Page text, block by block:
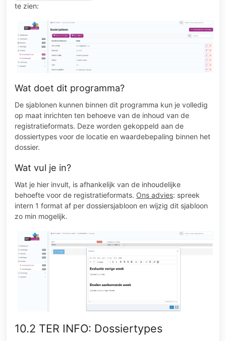
te zien:
Wat doet dit programma?
De sjablonen kunnen binnen dit programma kun je volledig
op maat inrichten ten behoeve van de inhoud van de
registratieformats. Deze worden gekoppeld aan de
dossiertypes voor de locatie en waardebepaling binnen het
dossier.
Wat vul je in?
Wat je hier invult, is afhankelijk van de inhoudelijke
behoefte voor de registratieformats. Ons advies: spreek
intern 1 format af per dossiersjabloon en wijzig dit sjabloon
zo min mogelijk.
10.2 TER INFO: Dossiertypes